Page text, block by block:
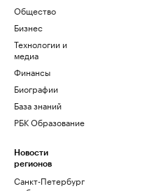
Общество
Бизнес
Технологии и
медиа
Финансы
Биографии
База знаний
РБК Образование
Новости
регионов
Санкт-Петербург